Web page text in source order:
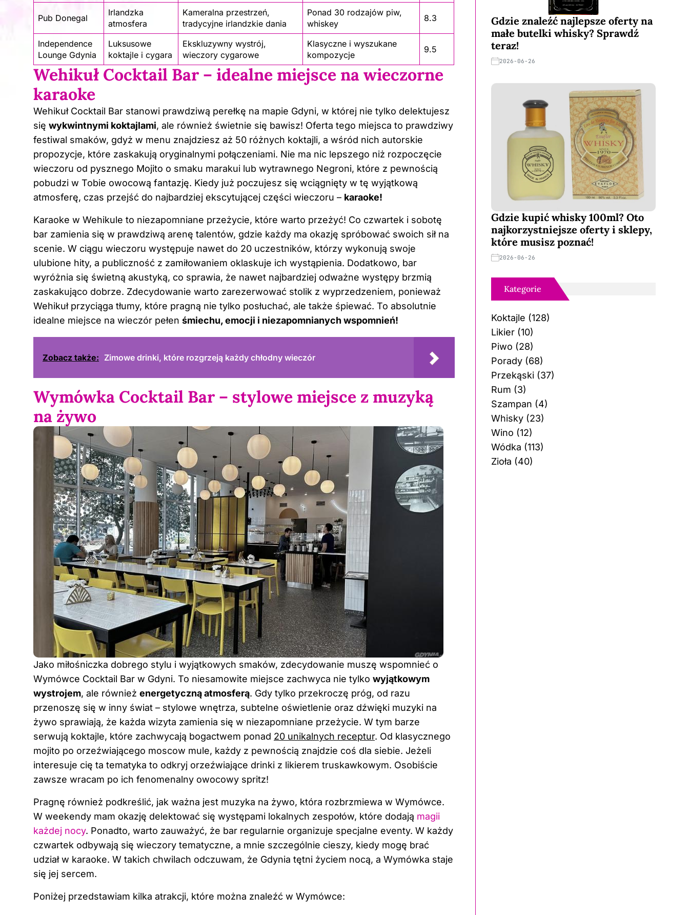
Pub Donegal
Irlandzka
atmosfera
Kameralna przestrzeń,
tradycyjne irlandzkie dania
Ponad 30 rodzajów piw,
whiskey
8.3
Independence
Lounge Gdynia
Luksusowe
koktajle i cygara
Ekskluzywny wystrój,
wieczory cygarowe
Klasyczne i wyszukane
kompozycje
9.5
Wehikuł Cocktail Bar – idealne miejsce na wieczorne
karaoke
Wehikuł Cocktail Bar stanowi prawdziwą perełkę na mapie Gdyni, w której nie tylko delektujesz
się wykwintnymi koktajlami, ale również świetnie się bawisz! Oferta tego miejsca to prawdziwy
festiwal smaków, gdyż w menu znajdziesz aż 50 różnych koktajli, a wśród nich autorskie
propozycje, które zaskakują oryginalnymi połączeniami. Nie ma nic lepszego niż rozpoczęcie
wieczoru od pysznego Mojito o smaku marakui lub wytrawnego Negroni, które z pewnością
pobudzi w Tobie owocową fantazję. Kiedy już poczujesz się wciągnięty w tę wyjątkową
atmosferę, czas przejść do najbardziej ekscytującej części wieczoru – karaoke!
Karaoke w Wehikule to niezapomniane przeżycie, które warto przeżyć! Co czwartek i sobotę
bar zamienia się w prawdziwą arenę talentów, gdzie każdy ma okazję spróbować swoich sił na
scenie. W ciągu wieczoru występuje nawet do 20 uczestników, którzy wykonują swoje
ulubione hity, a publiczność z zamiłowaniem oklaskuje ich wystąpienia. Dodatkowo, bar
wyróżnia się świetną akustyką, co sprawia, że nawet najbardziej odważne występy brzmią
zaskakująco dobrze. Zdecydowanie warto zarezerwować stolik z wyprzedzeniem, ponieważ
Wehikuł przyciąga tłumy, które pragną nie tylko posłuchać, ale także śpiewać. To absolutnie
idealne miejsce na wieczór pełen śmiechu, emocji i niezapomnianych wspomnień!
Zobacz także: Zimowe drinki, które rozgrzeją każdy chłodny wieczór
Wymówka Cocktail Bar – stylowe miejsce z muzyką
na żywo
Jako miłośniczka dobrego stylu i wyjątkowych smaków, zdecydowanie muszę wspomnieć o
Wymówce Cocktail Bar w Gdyni. To niesamowite miejsce zachwyca nie tylko wyjątkowym
wystrojem, ale również energetyczną atmosferą. Gdy tylko przekroczę próg, od razu
przenoszę się w inny świat – stylowe wnętrza, subtelne oświetlenie oraz dźwięki muzyki na
żywo sprawiają, że każda wizyta zamienia się w niezapomniane przeżycie. W tym barze
serwują koktajle, które zachwycają bogactwem ponad 20 unikalnych receptur. Od klasycznego
mojito po orzeźwiającego moscow mule, każdy z pewnością znajdzie coś dla siebie. Jeżeli
interesuje cię ta tematyka to odkryj orzeźwiające drinki z likierem truskawkowym. Osobiście
zawsze wracam po ich fenomenalny owocowy spritz!
Pragnę również podkreślić, jak ważna jest muzyka na żywo, która rozbrzmiewa w Wymówce.
W weekendy mam okazję delektować się występami lokalnych zespołów, które dodają magii
każdej nocy. Ponadto, warto zauważyć, że bar regularnie organizuje specjalne eventy. W każdy
czwartek odbywają się wieczory tematyczne, a mnie szczególnie cieszy, kiedy mogę brać
udział w karaoke. W takich chwilach odczuwam, że Gdynia tętni życiem nocą, a Wymówka staje
się jej sercem.
Poniżej przedstawiam kilka atrakcji, które można znaleźć w Wymówce:
Gdzie znaleźć najlepsze oferty na
małe butelki whisky? Sprawdź
teraz!
2026-06-26
Gdzie kupić whisky 100ml? Oto
najkorzystniejsze oferty i sklepy,
które musisz poznać!
2026-06-26
Kategorie
Koktajle (128)
Likier(10)
Piwo (28)
Porady(68)
Przekąski(37)
Rum (3)
Szampan (4)
Whisky(23)
Wino (12)
Wódka (113)
Zioła (40)